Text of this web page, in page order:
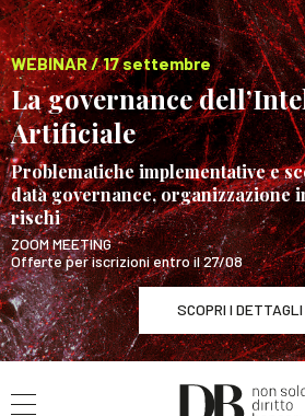
WEBINAR / 17 settembre
La governance
Artificiale
Problematiche implementative e
data governance, organizzazione
rischi
ZOOM MEETING
Offerte per iscrizioni entro il 27/08
SCOPRI I DETTAGLI
WEBINAR / 17